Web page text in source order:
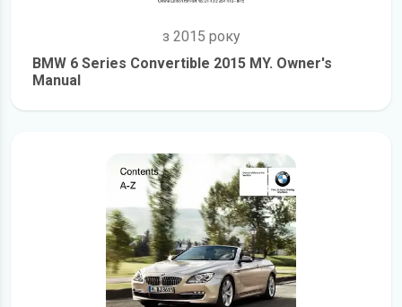
з 2015 року
BMW 6 Series Convertible 2015 MY. Owner's
Manual